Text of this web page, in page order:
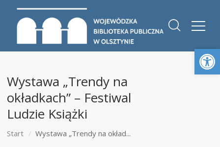
Wystawa „Trendy na
okładkach” – Festiwal
Ludzie Książki
Start Wystawa „Trendy na okład...